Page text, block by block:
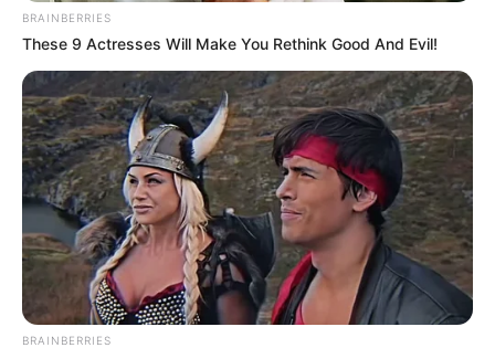
BRAINBERRIES
These 9 Actresses Will Make You Rethink Good And Evil!
BRAINBERRIES